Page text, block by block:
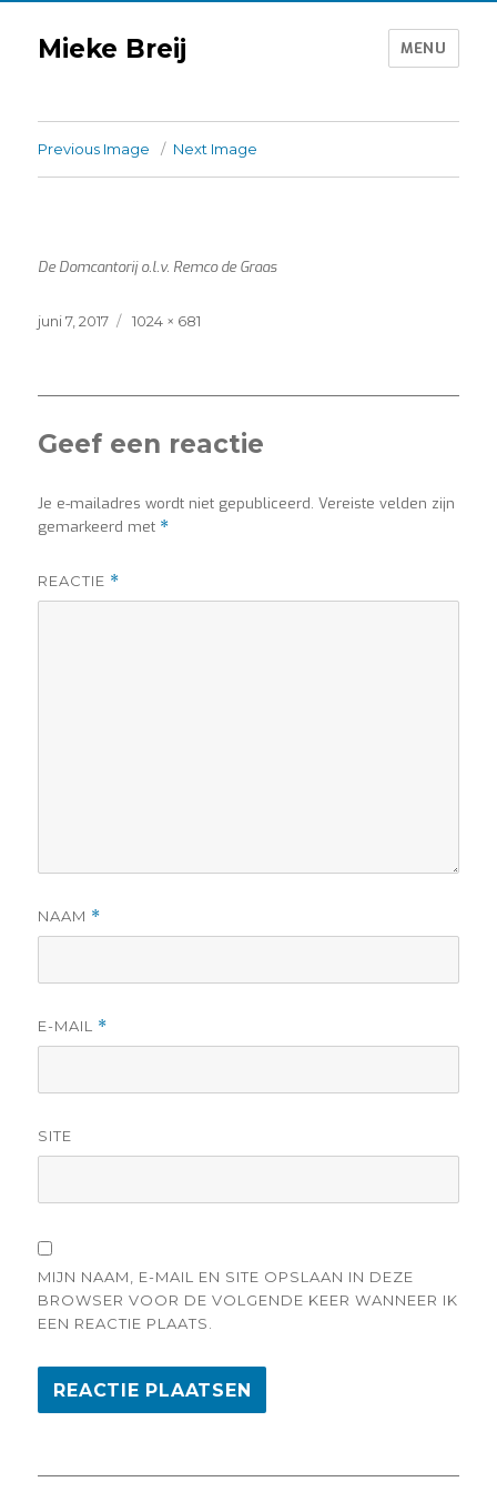
Mieke Breij MENU
Previous Image Next Image
De Domcantorij o.l.v. Remco de Graas
Posted
juni 7, 2017
Full
1024 × 681
Geef een reactie
Je e-mailadres wordt niet gepubliceerd. Vereiste velden zijn
gemarkeerd met *
REACTIE *
NAAM *
E-MAIL *
SITE
MIJN NAAM, E-MAIL EN SITE OPSLAAN IN DEZE
BROWSER VOOR DE VOLGENDE KEER WANNEER IK
EEN REACTIE PLAATS.